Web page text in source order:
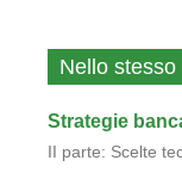
I parte: